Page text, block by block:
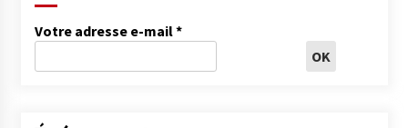
Votre adresse e-mail*